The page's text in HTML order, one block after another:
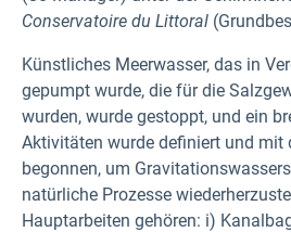
Conservatoire du Littoral
Künstliches Meerwasser, das in
gepumpt wurde, die für die
wurden, wurde gestoppt, und ein
Aktivitäten wurde definiert und mit
begonnen, um
natürliche Prozesse
Hauptarbeiten gehören: i)